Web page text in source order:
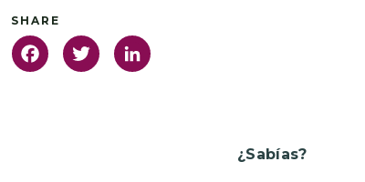
FacebookTwitter
¿Sabías?